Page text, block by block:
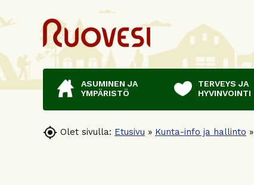
ASUMINEN JA
YMPÄRISTÖ
TERVEYS JA
HYVINVOINTI
 Olet sivulla: Etusivu » Kunta-info ja hallinto »